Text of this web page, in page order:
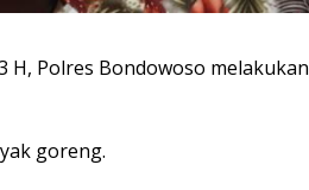
H, Polres Bondowoso melakukan
goreng.